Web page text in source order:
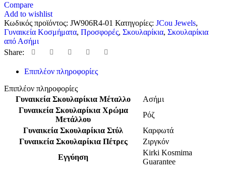
Compare
Add to wishlist
Κωδικός προϊόντος: JW906R4-01 Κατηγορίες: JCou Jewels,
Γυναικεία Κοσμήματα, Προσφορές, Σκουλαρίκια, Σκουλαρίκια
από Ασήμι
Share:
Επιπλέον πληροφορίες
Επιπλέον πληροφορίες
Γυναικεία Σκουλαρίκια Μέταλλο
Ασήμι
Γυναικεία Σκουλαρίκια Χρώμα
Μετάλλου
Ρόζ
Γυναικεία Σκουλαρίκια Στύλ
Καρφωτά
Γυναικεία Σκουλαρίκια Πέτρες
Ζιργκόν
Εγγύηση
Kirki Kosmima
Guarantee